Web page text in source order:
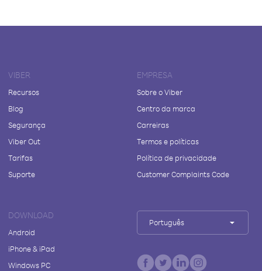
VIBER
Recursos
Blog
Segurança
Viber Out
Tarifas
Suporte
EMPRESA
Sobre o Viber
Centro da marca
Carreiras
Termos e políticas
Política de privacidade
Customer Complaints Code
DOWNLOAD
Android
iPhone & iPad
Windows PC
Português